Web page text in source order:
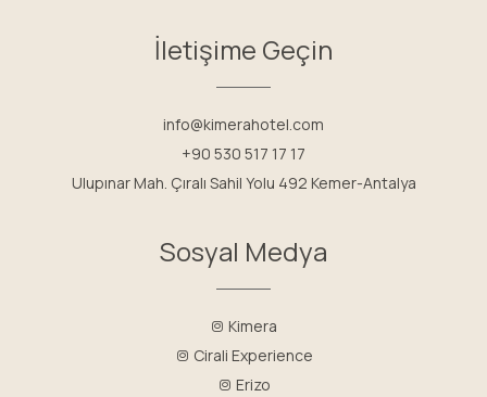
İletişime Geçin
info@kimerahotel.com
+90 530 517 17 17
Ulupınar Mah. Çıralı Sahil Yolu 492 Kemer-Antalya
Sosyal Medya
Kimera
Cirali Experience
Erizo